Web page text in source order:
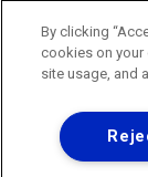
By clicking
cookies on your
site usage, and